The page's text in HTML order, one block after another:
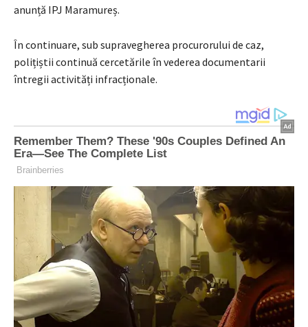
anunță IPJ Maramureș.
În continuare, sub supravegherea procurorului de caz,
polițiștii continuă cercetările în vederea documentarii
întregii activități infracționale.